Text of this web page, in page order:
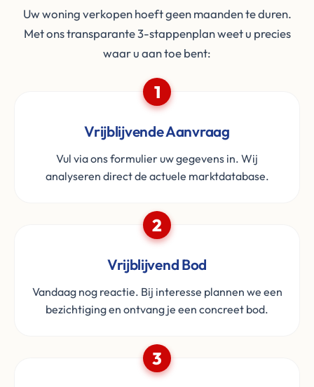
Uw woning verkopen hoeft geen maanden te duren.
Met ons transparante 3-stappenplan weet u precies
waar u aan toe bent:
1
Vrijblijvende Aanvraag
Vul via ons formulier uw gegevens in. Wij
analyseren direct de actuele marktdatabase.
2
Vrijblijvend Bod
Vandaag nog reactie. Bij interesse plannen we een
bezichtiging en ontvang je een concreet bod.
3